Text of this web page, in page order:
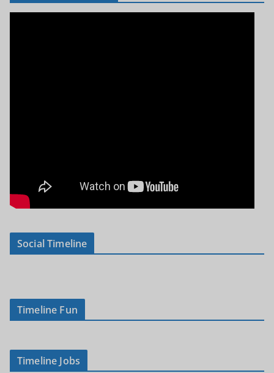
Social Timeline
Timeline Fun
Timeline Jobs